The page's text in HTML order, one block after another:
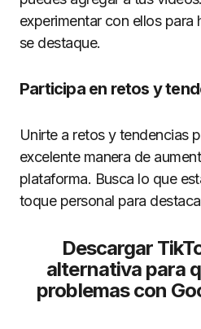
experimentar con ellos
se destaque.
Participa en retos y
Unirte a retos y tendencias
excelente manera de
plataforma. Busca lo que
toque personal para
Descargar
alternativa para
problemas con